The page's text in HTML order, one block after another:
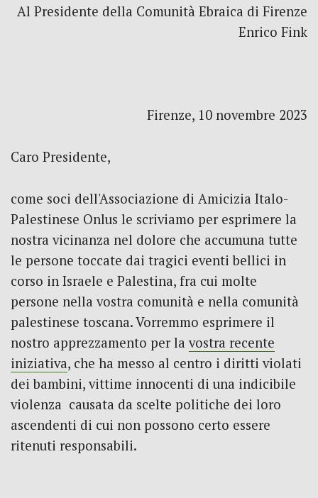
Al Presidente della Comunità Ebraica di Firenze
Enrico Fink
Firenze, 10 novembre 2023
Caro Presidente,
come soci dell'Associazione di Amicizia Italo-
Palestinese Onlus le scriviamo per esprimere la
nostra vicinanza nel dolore che accumuna tutte
le persone toccate dai tragici eventi bellici in
corso in Israele e Palestina, fra cui molte
persone nella vostra comunità e nella comunità
palestinese toscana. Vorremmo esprimere il
nostro apprezzamento per la vostra recente
iniziativa, che ha messo al centro i diritti violati
dei bambini, vittime innocenti di una indicibile
violenza causata da scelte politiche dei loro
ascendenti di cui non possono certo essere
ritenuti responsabili.